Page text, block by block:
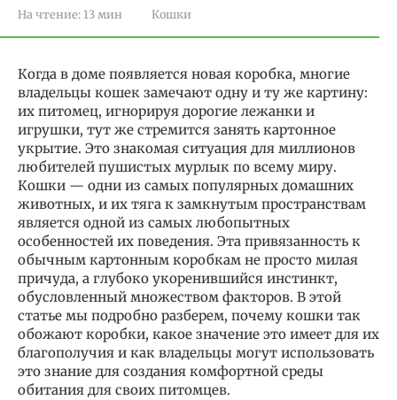
На чтение: 13 мин Кошки
Когда в доме появляется новая коробка, многие
владельцы кошек замечают одну и ту же картину:
их питомец, игнорируя дорогие лежанки и
игрушки, тут же стремится занять картонное
укрытие. Это знакомая ситуация для миллионов
любителей пушистых мурлык по всему миру.
Кошки — одни из самых популярных домашних
животных, и их тяга к замкнутым пространствам
является одной из самых любопытных
особенностей их поведения. Эта привязанность к
обычным картонным коробкам не просто милая
причуда, а глубоко укоренившийся инстинкт,
обусловленный множеством факторов. В этой
статье мы подробно разберем, почему кошки так
обожают коробки, какое значение это имеет для их
благополучия и как владельцы могут использовать
это знание для создания комфортной среды
обитания для своих питомцев.